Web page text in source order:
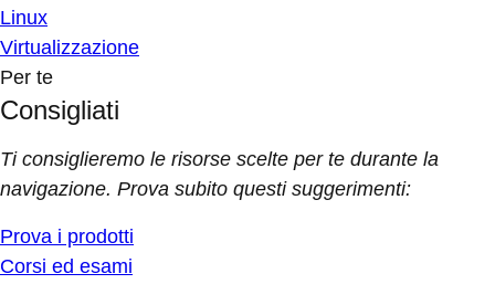
Linux
Virtualizzazione
Per te
Consigliati
Ti consiglieremo le risorse scelte per te durante la
navigazione. Prova subito questi suggerimenti:
Prova i prodotti
Corsi ed esami